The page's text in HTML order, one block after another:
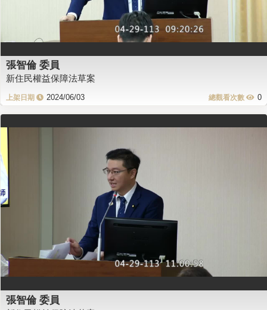
張智倫 委員
新住民權益保障法草案
2024/06/03 0
張智倫 委員